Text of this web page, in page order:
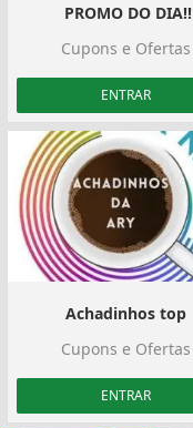
️ PROMO DO DIA!!
Cupons e Ofertas
ENTRAR
Achadinhos top
Cupons e Ofertas
ENTRAR